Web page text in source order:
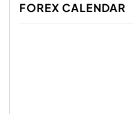
FOREX CALENDAR